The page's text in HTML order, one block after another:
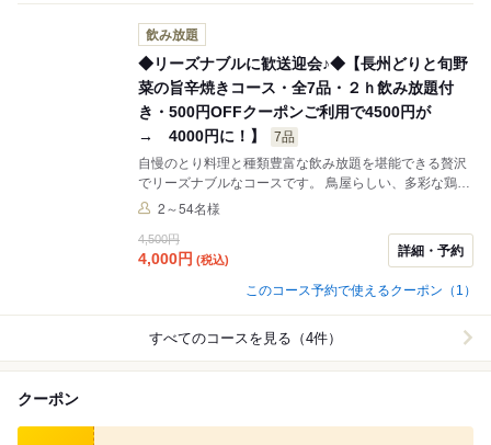
飲み放題
◆リーズナブルに歓送迎会♪◆【長州どりと旬野
菜の旨辛焼きコース・全7品・２ｈ飲み放題付
き・500円OFFクーポンご利用で4500円が
→ 4000円に！】
7品
自慢のとり料理と種類豊富な飲み放題を堪能できる贅沢
でリーズナブルなコースです。 鳥屋らしい、多彩な鶏料
理の数々とを美味しいお酒をぜひお楽しみください。 ★
と！ ★お得なクーポンご利用で500円ＯＦＦ★
2～54名様
4,500円
4,000円 (税込)
詳細・予約
このコース予約で使えるクーポン（1）
すべてのコースを見る（4件）
クーポン
食べログ クーポン